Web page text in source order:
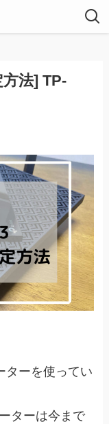
法] TP-
ターを使ってい
ターは今まで